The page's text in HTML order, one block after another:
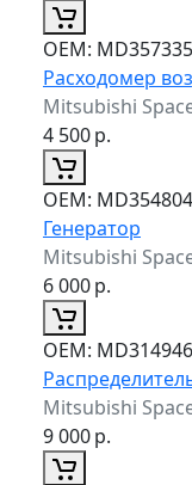
ОЕМ: MD357335
Расходомер
Mitsubishi
4 500р.
ОЕМ: MD354804
Генератор
Mitsubishi
6 000р.
ОЕМ: MD314946
Mitsubishi
9 000р.